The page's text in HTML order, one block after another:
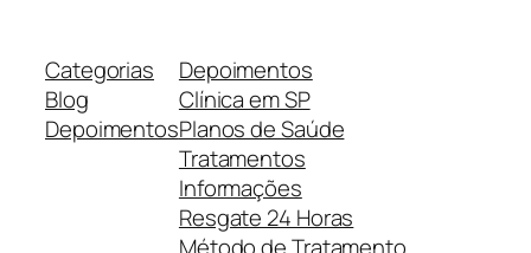
Categorias
Blog
Depoimentos
Depoimentos
Clínica em SP
Planos de Saúde
Tratamentos
Informações
Resgate 24 Horas